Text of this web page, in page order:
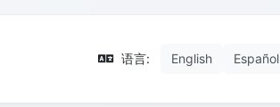
语言: English Español